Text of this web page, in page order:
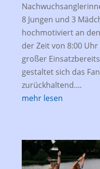
8 Jungen und 3
hochmotiviert an
der Zeit von 8:00
großer
gestaltet sich das
zurückhaltend....
mehr lesen